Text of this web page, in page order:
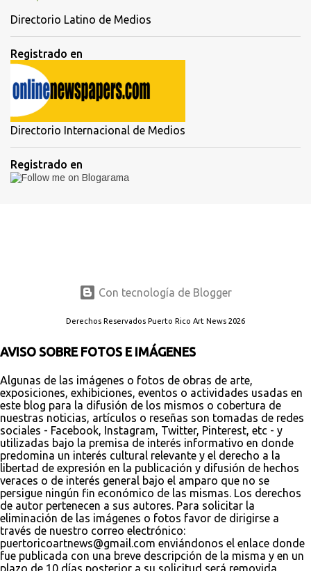
Directorio Latino de Medios
Registrado en
Directorio Internacional de Medios
Registrado en
Con tecnología de Blogger
Derechos Reservados Puerto Rico Art News 2026
AVISO SOBRE FOTOS E IMÁGENES
Algunas de las imágenes o fotos de obras de arte,
exposiciones, exhibiciones, eventos o actividades usadas en
este blog para la difusión de los mismos o cobertura de
nuestras noticias, artículos o reseñas son tomadas de redes
sociales - Facebook, Instagram, Twitter, Pinterest, etc - y
utilizadas bajo la premisa de interés informativo en donde
predomina un interés cultural relevante y el derecho a la
libertad de expresión en la publicación y difusión de hechos
veraces o de interés general bajo el amparo que no se
persigue ningún fin económico de las mismas. Los derechos
de autor pertenecen a sus autores. Para solicitar la
eliminación de las imágenes o fotos favor de dirigirse a
través de nuestro correo electrónico:
puertoricoartnews@gmail.com enviándonos el enlace donde
fue publicada con una breve descripción de la misma y en un
plazo de 10 días posterior a su solicitud será removida,